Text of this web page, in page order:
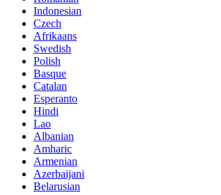
Indonesian
Czech
Afrikaans
Swedish
Polish
Basque
Catalan
Esperanto
Hindi
Lao
Albanian
Amharic
Armenian
Azerbaijani
Belarusian